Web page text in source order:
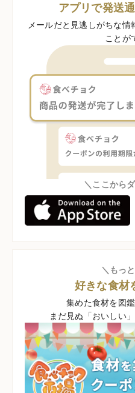
アプリで発送
メールだと見逃しがちな
ことが
＼ここから
＼もっ
好きな食材
集めた食材を図
まだ見ぬ「おいしい